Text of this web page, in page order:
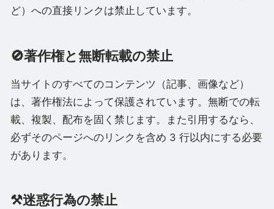
ど）への直接リンクは禁止しています。
🚫著作権と無断転載の禁止
当サイトのすべてのコンテンツ（記事、画像など）
は、著作権法によって保護されています。無断での転
載、複製、配布を固く禁じます。また引用するなら、
必ずそのページへのリンクを含め 3 行以内にする必要
があります。
⚒️迷惑行為の禁止